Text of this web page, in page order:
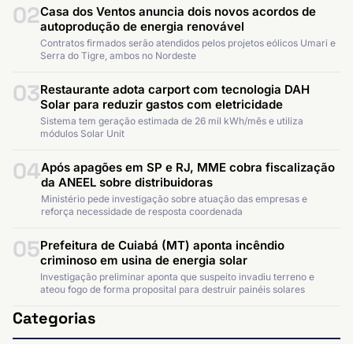
02Casa dos Ventos anuncia dois novos acordos de
autoprodução de energia renovável
Contratos firmados serão atendidos pelos projetos eólicos Umari e
Serra do Tigre, ambos no Nordeste
03Restaurante adota carport com tecnologia DAH
Solar para reduzir gastos com eletricidade
Sistema tem geração estimada de 26 mil kWh/mês e utiliza
módulos Solar Unit
04Após apagões em SP e RJ, MME cobra fiscalização
da ANEEL sobre distribuidoras
Ministério pede investigação sobre atuação das empresas e
reforça necessidade de resposta coordenada
05Prefeitura de Cuiabá (MT) aponta incêndio
criminoso em usina de energia solar
Investigação preliminar aponta que suspeito invadiu terreno e
ateou fogo de forma proposital para destruir painéis solares
Categorias